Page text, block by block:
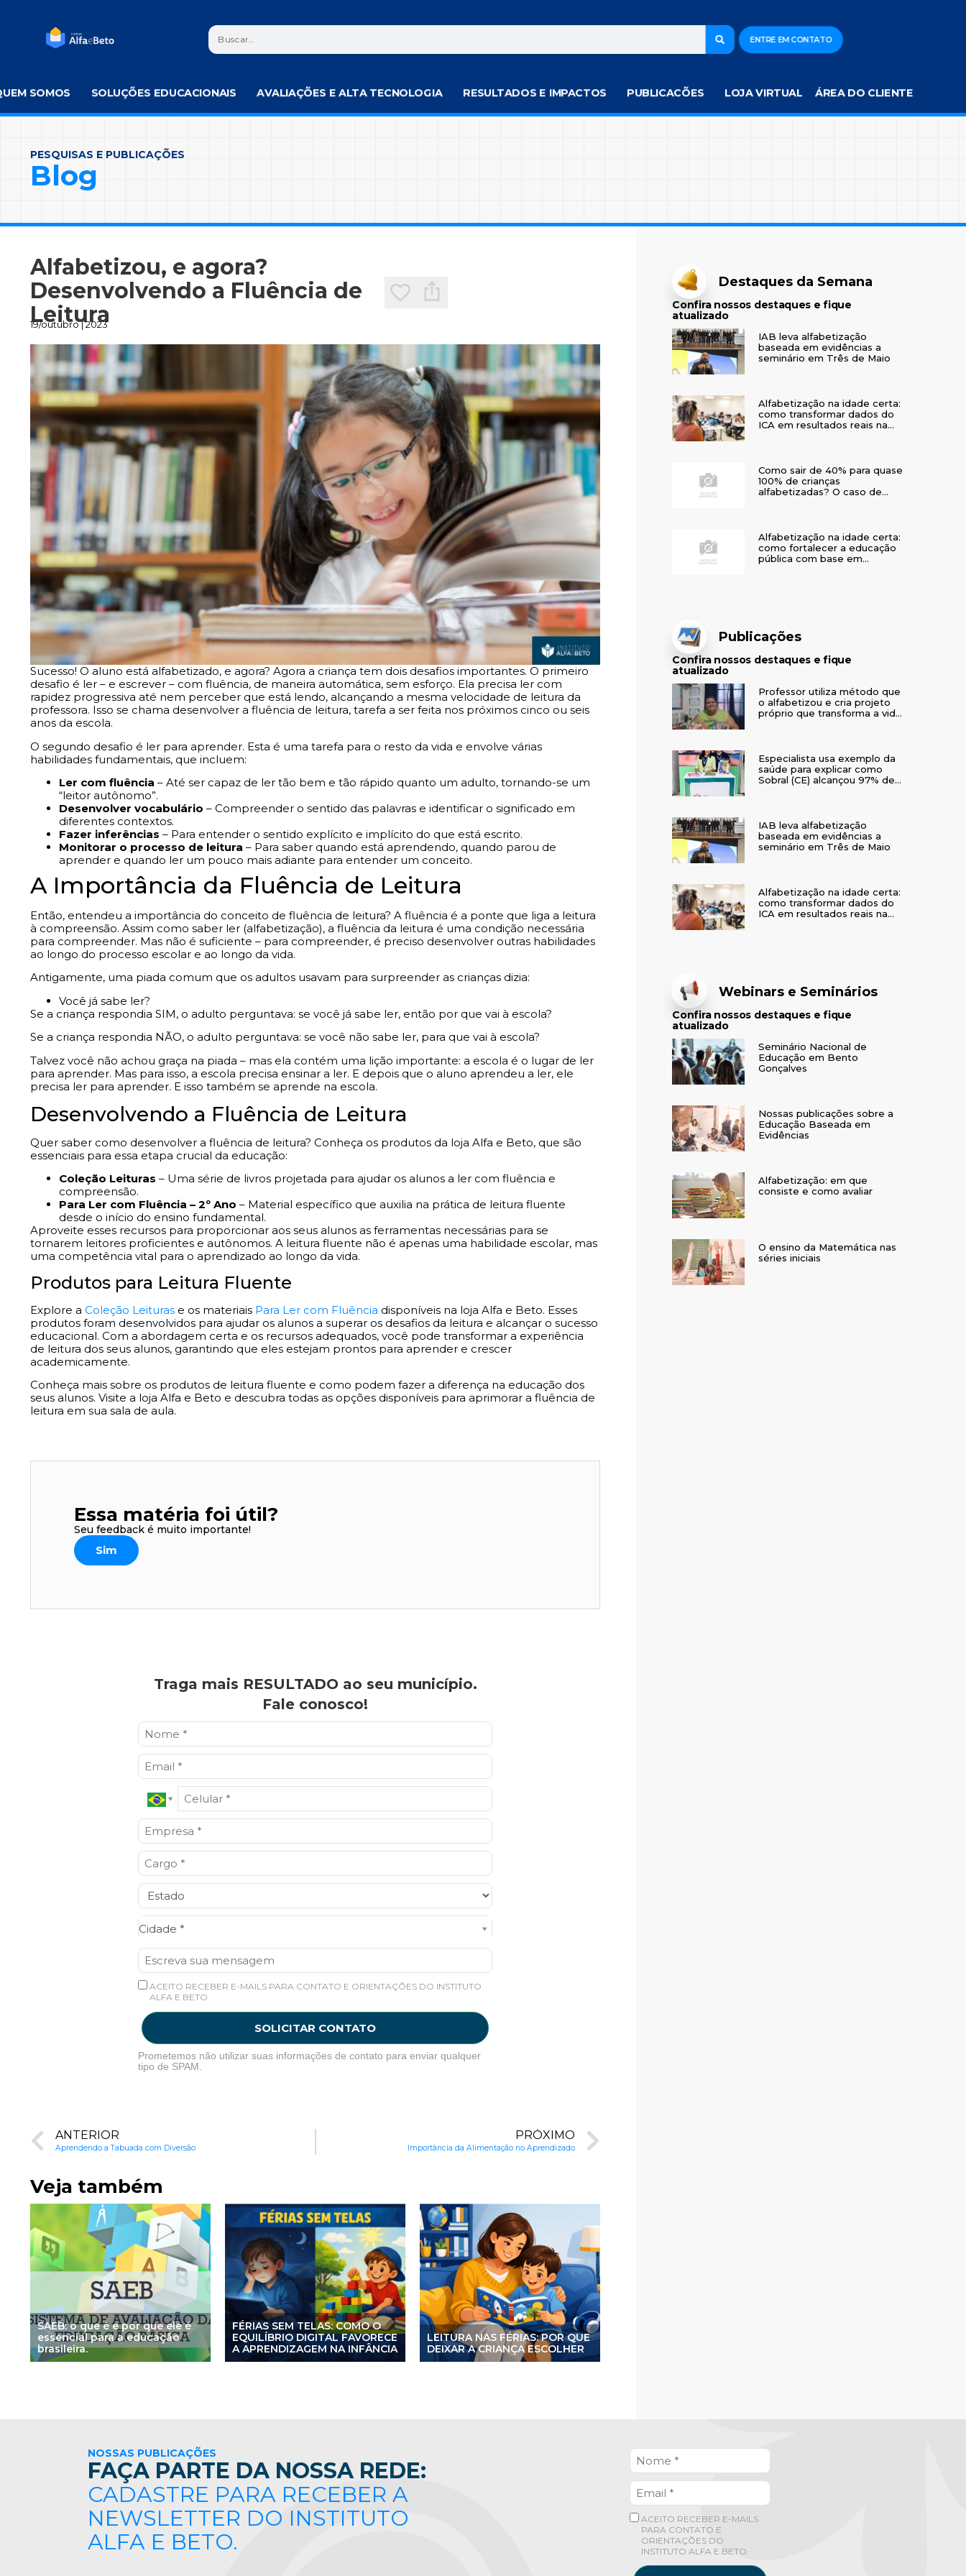
ENTRE EM CONTATO
SOMOS SOLUÇÕES EDUCACIONAIS AVALIAÇÕES E ALTA TECNOLOGIA RESULTADOS E IMPACTOS PUBLICACÕES LOJA VIRTUAL ÁREA DO CLIENTE
PESQUISAS E PUBLICAÇÕES
Blog
Alfabetizou, e agora?
Desenvolvendo a Fluência de
Leitura
19/outubro | 2023
Sucesso! O aluno está alfabetizado, e agora? Agora a criança tem dois desafios importantes. O primeiro
desafio é ler – e escrever – com fluência, de maneira automática, sem esforço. Ela precisa ler com
rapidez progressiva até nem perceber que está lendo, alcançando a mesma velocidade de leitura da
professora. Isso se chama desenvolver a fluência de leitura, tarefa a ser feita nos próximos cinco ou seis
anos da escola.
O segundo desafio é ler para aprender. Esta é uma tarefa para o resto da vida e envolve várias
habilidades fundamentais, que incluem:
Ler com fluência – Até ser capaz de ler tão bem e tão rápido quanto um adulto, tornando-se um
“leitor autônomo”.
Desenvolver vocabulário – Compreender o sentido das palavras e identificar o significado em
diferentes contextos.
Fazer inferências – Para entender o sentido explícito e implícito do que está escrito.
Monitorar o processo de leitura – Para saber quando está aprendendo, quando parou de
aprender e quando ler um pouco mais adiante para entender um conceito.
A Importância da Fluência de Leitura
Então, entendeu a importância do conceito de fluência de leitura? A fluência é a ponte que liga a leitura
à compreensão. Assim como saber ler (alfabetização), a fluência da leitura é uma condição necessária
para compreender. Mas não é suficiente – para compreender, é preciso desenvolver outras habilidades
ao longo do processo escolar e ao longo da vida.
Antigamente, uma piada comum que os adultos usavam para surpreender as crianças dizia:
Você já sabe ler?
Se a criança respondia SIM, o adulto perguntava: se você já sabe ler, então por que vai à escola?
Se a criança respondia NÃO, o adulto perguntava: se você não sabe ler, para que vai à escola?
Talvez você não achou graça na piada – mas ela contém uma lição importante: a escola é o lugar de ler
para aprender. Mas para isso, a escola precisa ensinar a ler. E depois que o aluno aprendeu a ler, ele
precisa ler para aprender. E isso também se aprende na escola.
Desenvolvendo a Fluência de Leitura
Quer saber como desenvolver a fluência de leitura? Conheça os produtos da loja Alfa e Beto, que são
essenciais para essa etapa crucial da educação:
Coleção Leituras – Uma série de livros projetada para ajudar os alunos a ler com fluência e
compreensão.
Para Ler com Fluência – 2º Ano – Material específico que auxilia na prática de leitura fluente
desde o início do ensino fundamental.
Aproveite esses recursos para proporcionar aos seus alunos as ferramentas necessárias para se
tornarem leitores proficientes e autônomos. A leitura fluente não é apenas uma habilidade escolar, mas
uma competência vital para o aprendizado ao longo da vida.
Produtos para Leitura Fluente
Explore a Coleção Leituras e os materiais Para Ler com Fluência disponíveis na loja Alfa e Beto. Esses
produtos foram desenvolvidos para ajudar os alunos a superar os desafios da leitura e alcançar o sucesso
educacional. Com a abordagem certa e os recursos adequados, você pode transformar a experiência
de leitura dos seus alunos, garantindo que eles estejam prontos para aprender e crescer
academicamente.
Conheça mais sobre os produtos de leitura fluente e como podem fazer a diferença na educação dos
seus alunos. Visite a loja Alfa e Beto e descubra todas as opções disponíveis para aprimorar a fluência de
leitura em sua sala de aula.
Essa matéria foi útil?
Seu feedback é muito importante!
Sim
Traga mais RESULTADO ao seu município.
Fale conosco!
Cidade *
Cidade*
ACEITO RECEBER E-MAILS PARA CONTATO E ORIENTAÇÕES DO INSTITUTO
ALFA E BETO.
SOLICITAR CONTATO
Prometemos não utilizar suas informações de contato para enviar qualquer
tipo de SPAM.
ANTERIOR
Aprendendo a Tabuada com Diversão
PRÓXIMO
Importância da Alimentação no Aprendizado
Veja também
SAEB: o que é e por que ele é
essencial para a educação
brasileira.
FÉRIAS SEM TELAS: COMO O
EQUILÍBRIO DIGITAL FAVORECE
A APRENDIZAGEM NA INFÂNCIA
LEITURA NAS FÉRIAS: POR QUE
DEIXAR A CRIANÇA ESCOLHER
Destaques da Semana
Confira nossos destaques e fique
atualizado
IAB leva alfabetização
baseada em evidências a
seminário em Três de Maio
Alfabetização na idade certa:
como transformar dados do
ICA em resultados reais na
Como sair de 40% para quase
100% de crianças
alfabetizadas? O caso de
Alfabetização na idade certa:
como fortalecer a educação
pública com base em
Publicações
Confira nossos destaques e fique
atualizado
Professor utiliza método que
o alfabetizou e cria projeto
próprio que transforma a vida
Especialista usa exemplo da
saúde para explicar como
Sobral (CE) alcançou 97% de
IAB leva alfabetização
baseada em evidências a
seminário em Três de Maio
Alfabetização na idade certa:
como transformar dados do
ICA em resultados reais na
Webinars e Seminários
Confira nossos destaques e fique
atualizado
Seminário Nacional de
Educação em Bento
Gonçalves
Nossas publicações sobre a
Educação Baseada em
Evidências
Alfabetização: em que
consiste e como avaliar
O ensino da Matemática nas
séries iniciais
NOSSAS PUBLICAÇÕES
FAÇA PARTE DA NOSSA REDE:
CADASTRE PARA RECEBER A
NEWSLETTER DO INSTITUTO
ALFA E BETO.
ACEITO RECEBER E-MAILS
PARA CONTATO E
ORIENTAÇÕES DO
INSTITUTO ALFA E BETO.